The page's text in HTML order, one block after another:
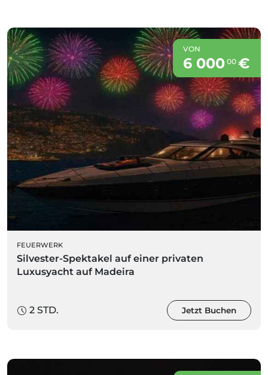
VON
6 000 00€
FEUERWERK
Silvester-Spektakel auf einer privaten
Luxusyacht auf Madeira
2 STD. Jetzt Buchen